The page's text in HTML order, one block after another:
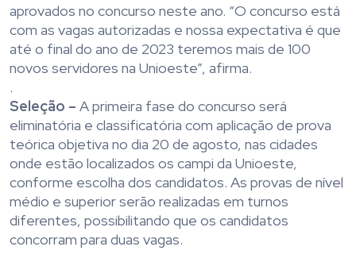
aprovados no concurso neste ano. “O concurso está
com as vagas autorizadas e nossa expectativa é que
até o final do ano de 2023 teremos mais de 100
novos servidores na Unioeste”, afirma.
.
Seleção – A primeira fase do concurso será
eliminatória e classificatória com aplicação de prova
teórica objetiva no dia 20 de agosto, nas cidades
onde estão localizados os campi da Unioeste,
conforme escolha dos candidatos. As provas de nível
médio e superior serão realizadas em turnos
diferentes, possibilitando que os candidatos
concorram para duas vagas.